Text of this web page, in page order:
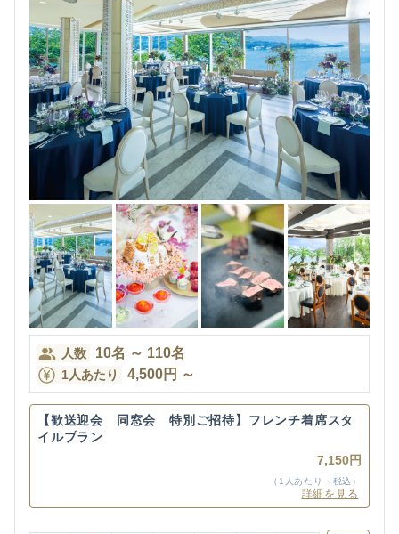
人数 10名 ～ 110名
1人あたり 4,500円 ～
【歓送迎会 同窓会 特別ご招待】フレンチ着席スタ
イルプラン
7,150円
（1人あたり・税込）
詳細を見る